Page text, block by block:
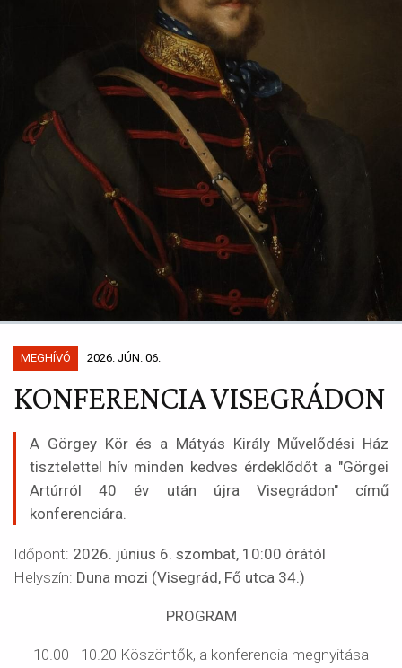
MEGHÍVÓ 2026. JÚN. 06.
KONFERENCIA VISEGRÁDON
A Görgey Kör és a Mátyás Király Művelődési Ház
tisztelettel hív minden kedves érdeklődőt a "Görgei
Artúrról 40 év után újra Visegrádon" című
konferenciára.
Időpont: 2026. június 6. szombat, 10:00 órától
Helyszín: Duna mozi (Visegrád, Fő utca 34.)
PROGRAM
10.00 - 10.20 Köszöntők, a konferencia megnyitása